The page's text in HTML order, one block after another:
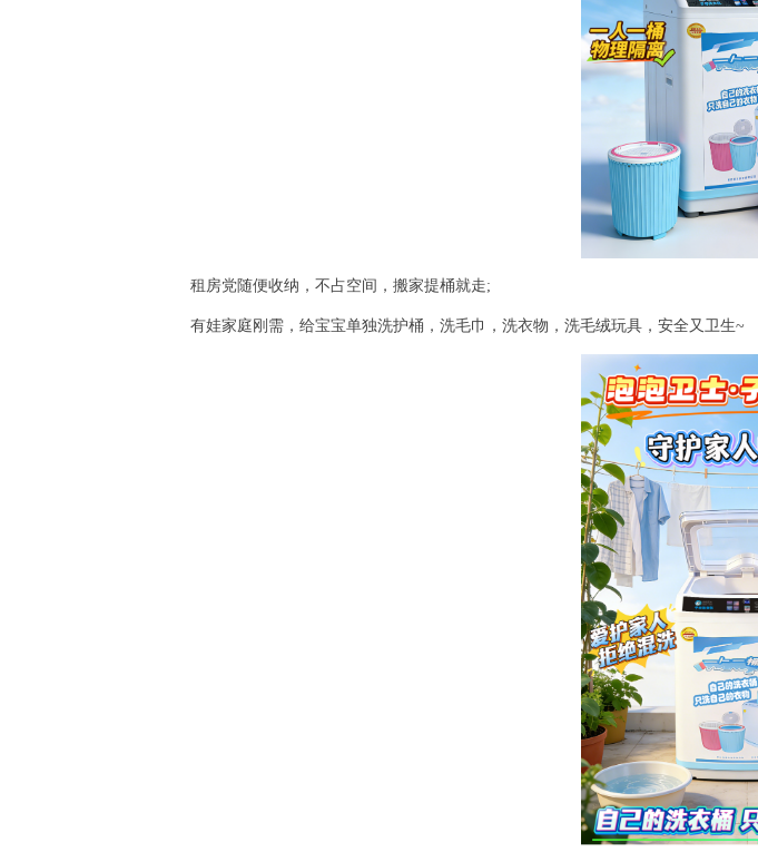
租房党随便收纳，不占空间，搬家提桶就走;
有娃家庭刚需，给宝宝单独洗护桶，洗毛巾，洗衣物，洗毛绒玩具，安全又卫生~